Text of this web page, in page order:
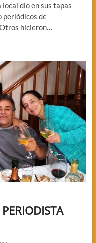
dio en sus tapas
periódicos de
hicieron…